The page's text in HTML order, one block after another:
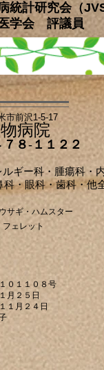
統計研究会（
学会 評議員
市前沢1-5-17
病院
７８- １１２２
ルギー科・腫瘍科・
科・歯科・他
サギ・ハムスター
ット
０１１０８号
月２５日
１月２４日